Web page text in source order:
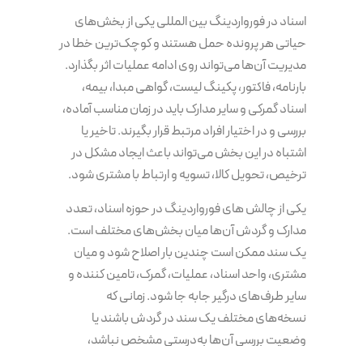
اسناد در فورواردینگ بین المللی یکی از بخش‌های
حیاتی هر پرونده حمل هستند و کوچک‌ترین خطا در
مدیریت آن‌ها می‌تواند روی ادامه عملیات اثر بگذارد.
بارنامه، فاکتور، پکینگ لیست، گواهی مبدا، بیمه،
اسناد گمرکی و سایر مدارک باید در زمان مناسب آماده،
بررسی و در اختیار افراد مرتبط قرار بگیرند. تاخیر یا
اشتباه در این بخش می‌تواند باعث ایجاد مشکل در
ترخیص، تحویل کالا، تسویه و ارتباط با مشتری شود.
یکی از چالش های فورواردینگ در حوزه اسناد، تعدد
مدارک و گردش آن‌ها میان بخش‌های مختلف است.
یک سند ممکن است چندین بار اصلاح شود و میان
مشتری، واحد اسناد، عملیات، گمرک، تامین کننده و
سایر طرف‌های درگیر جابه جا شود. زمانی که
نسخه‌های مختلف یک سند در گردش باشند یا
وضعیت بررسی آن‌ها به‌درستی مشخص نباشد،